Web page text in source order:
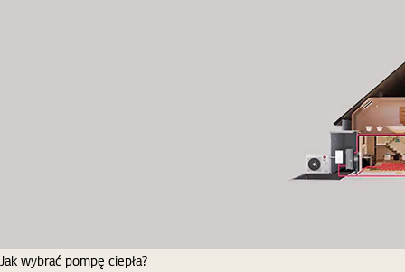
Jak wybrać pompę ciepła?